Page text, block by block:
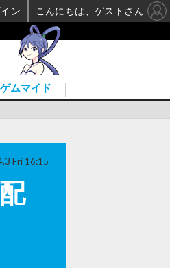
ゲムマイド
Fri 16:15
ン こんにちは、ゲストさん